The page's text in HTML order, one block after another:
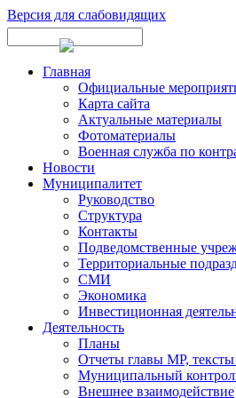
Версия для слабовидящих
Главная
Официальные
Карта сайта
Актуальные материалы
Фотоматериалы
Военная служба по
Новости
Муниципалитет
Руководство
Структура
Контакты
Подведомственные
Территориальные
СМИ
Экономика
Инвестиционная
Деятельность
Планы
Отчеты главы МР,
Муниципальный
Внешнее взаимодействие